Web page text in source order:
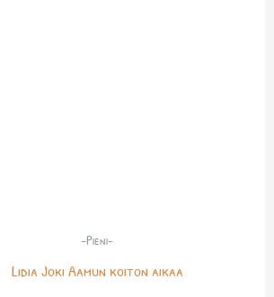
-Pieni-
Lidia Joki Aamun koiton aikaa